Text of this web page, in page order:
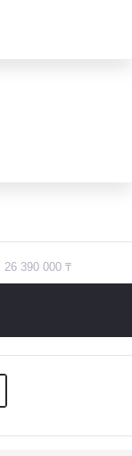
26 390 000 ₸